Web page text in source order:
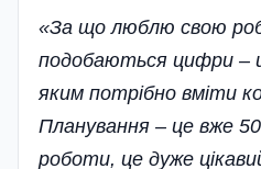
«За що люблю свою
подобаються цифри –
яким потрібно вміти
Планування – це вже
роботи, це дуже